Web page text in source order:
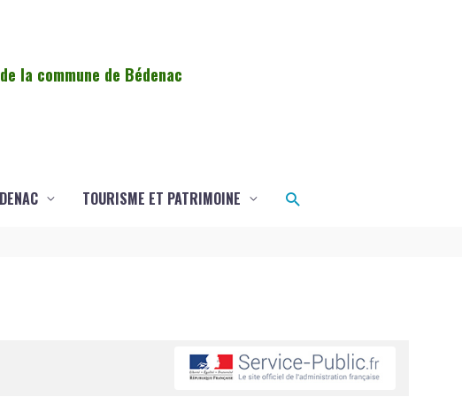
la commune de Bédenac
TOURISME ET PATRIMOINE Rechercher